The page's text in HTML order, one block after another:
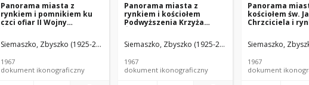
Panorama miasta z
rynkiem i pomnikiem ku
czci ofiar II Wojny
św. Anny, widok lotniczy od
strony północno-
Chełmiński
Siemaszko, Zbyszko (1925-2015).
1967
dokument ikonograficzny
Panorama miasta z
rynkiem i kościołem
Podwyższenia Krzyża
od strony południowo-
zachodniej, Zwoleń
Siemaszko, Zbyszko (1925-2015).
1967
dokument ikonograficzny
Panorama
kościołem św.
Chrzciciela i
poległym w
wolność
południowo-
Choroszcz
Siemaszko,
1967
dokument